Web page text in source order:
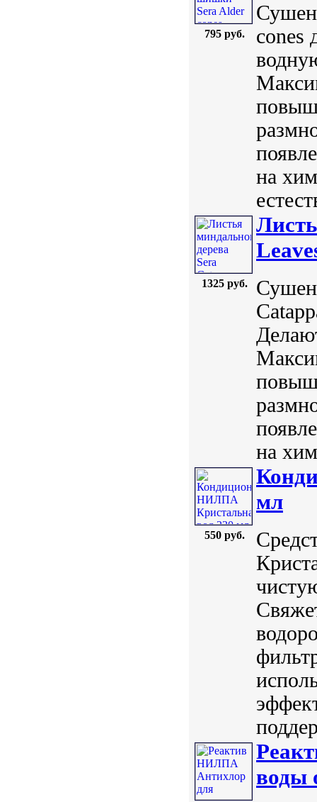
795 руб.
cones
на
1325 руб.
на
550 руб.
мл
воды